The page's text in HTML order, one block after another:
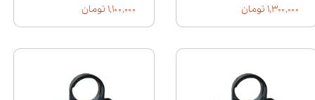
۱,۳۰۰,۰۰۰ تومان ۱,۱۰۰,۰۰۰ تومان